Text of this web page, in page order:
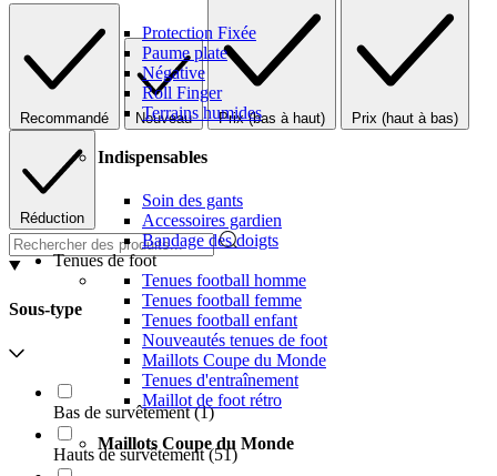
Protection Fixée
Paume plate
Négative
Roll Finger
Terrains humides
Indispensables
Soin des gants
Accessoires gardien
Bandage des doigts
Tenues de foot
Tenues football homme
Tenues football femme
Tenues football enfant
Nouveautés tenues de foot
Maillots Coupe du Monde
Tenues d'entraînement
Maillot de foot rétro
Maillots Coupe du Monde
Recommandé Nouveau Prix (bas à haut) Prix (haut à bas)
Réduction
Sous-type
Bas de survêtement (1)
Hauts de survêtement (51)